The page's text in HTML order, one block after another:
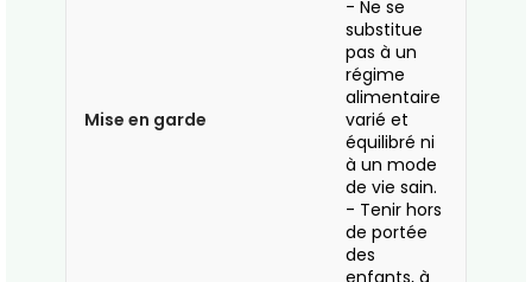
Mise en garde
- Ne se
substitue
pas à un
régime
alimentaire
varié et
équilibré ni
à un mode
de vie sain.
- Tenir hors
de portée
des